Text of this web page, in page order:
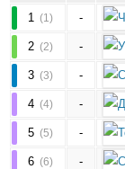
1 (1) -
2 (2) -
3 (3) -
4 (4) -
5 (5) -
6 (6) -